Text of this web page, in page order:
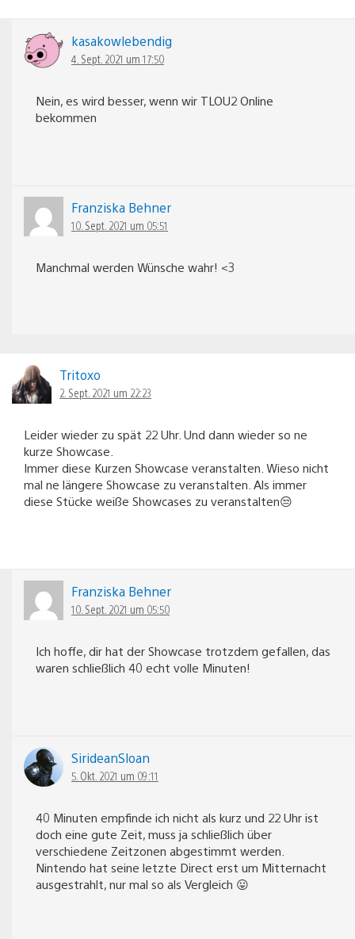
kasakowlebendig
4. Sept. 2021 um 17:50
Nein, es wird besser, wenn wir TLOU2 Online
bekommen
Franziska Behner
10. Sept. 2021 um 05:51
Manchmal werden Wünsche wahr! <3
Tritoxo
2. Sept. 2021 um 22:23
Leider wieder zu spät 22 Uhr. Und dann wieder so ne
kurze Showcase.
Immer diese Kurzen Showcase veranstalten. Wieso nicht
mal ne längere Showcase zu veranstalten. Als immer
diese Stücke weiße Showcases zu veranstalten😒
Franziska Behner
10. Sept. 2021 um 05:50
Ich hoffe, dir hat der Showcase trotzdem gefallen, das
waren schließlich 40 echt volle Minuten!
SirideanSloan
5. Okt. 2021 um 09:11
40 Minuten empfinde ich nicht als kurz und 22 Uhr ist
doch eine gute Zeit, muss ja schließlich über
verschiedene Zeitzonen abgestimmt werden.
Nintendo hat seine letzte Direct erst um Mitternacht
ausgestrahlt, nur mal so als Vergleich 😛